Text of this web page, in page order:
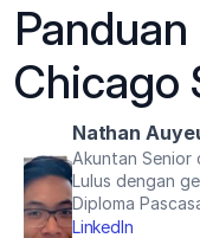
Chicago
Nathan
Akuntan Senior
Lulus dengan
Diploma
LinkedIn